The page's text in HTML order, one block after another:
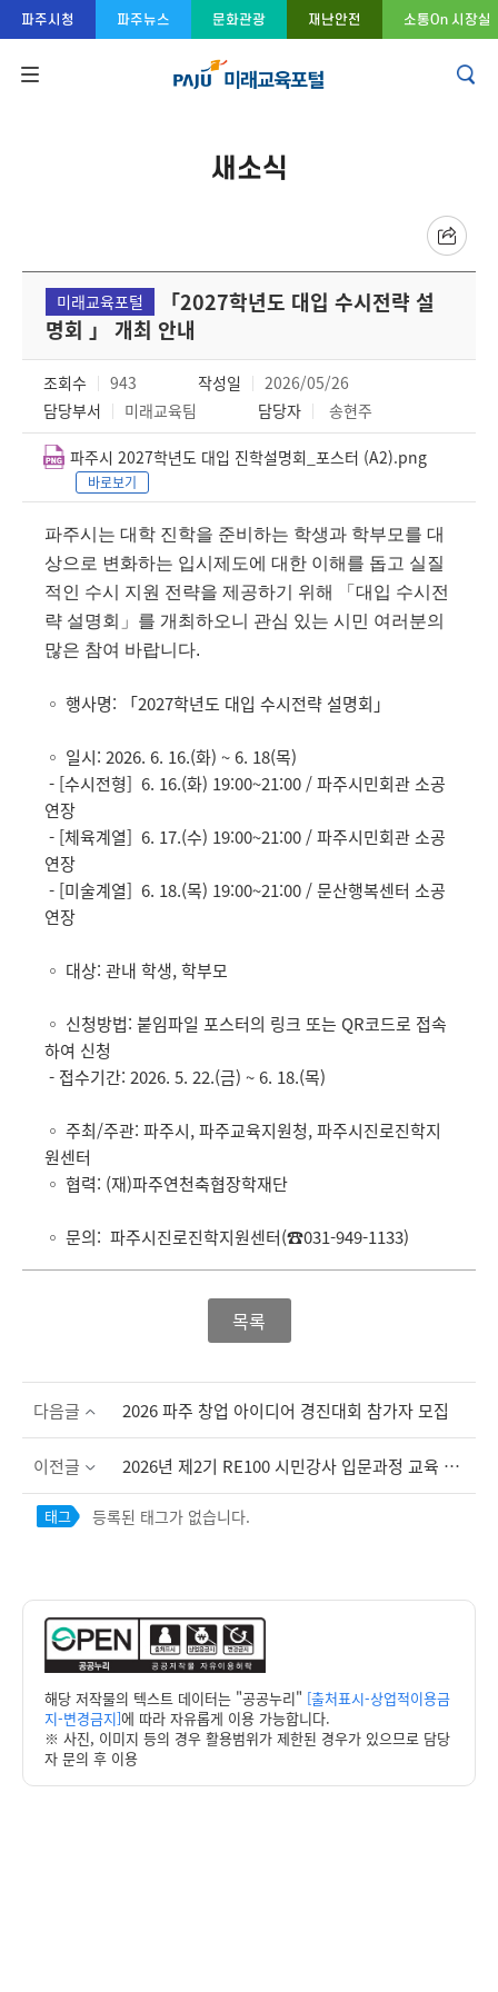
콘텐츠 바로가기
주메뉴 바로가기
푸터 바로가기
파주시청 파주뉴스 문화관광 재난안전 소통On 시장실
새소식
미래교육포털
「2027학년도 대입 수시전략 설
명회 」 개최 안내
조회수 943 작성일
2026/05/26
담당부서
미래교육팀 담당자 송현주
파주시 2027학년도 대입 진학설명회_포스터 (A2).png
바로보기
파주시는 대학 진학을 준비하는 학생과 학부모를 대
상으로 변화하는 입시제도에 대한 이해를 돕고 실질
적인 수시 지원 전략을 제공하기 위해 「대입 수시전
략 설명회」를 개최하오니 관심 있는 시민 여러분의
많은 참여 바랍니다.
◦ 행사명: 「2027학년도 대입 수시전략 설명회」
◦ 일시: 2026. 6. 16.(화) ~ 6. 18(목)
- [수시전형] 6. 16.(화) 19:00~21:00 / 파주시민회관 소공
연장
- [체육계열] 6. 17.(수) 19:00~21:00 /파주시민회관 소공
연장
- [미술계열] 6. 18.(목) 19:00~21:00 / 문산행복센터 소공
연장
◦ 대상: 관내 학생, 학부모
◦ 신청방법: 붙임파일 포스터의 링크 또는 QR코드로 접속
하여 신청
- 접수기간: 2026. 5. 22.(금) ~ 6. 18.(목)
◦ 주최/주관: 파주시, 파주교육지원청, 파주시진로진학지
원센터
◦ 협력: (재)파주연천축협장학재단
◦ 문의: 파주시진로진학지원센터(☎031-949-1133)
목록
다음글 2026 파주 창업 아이디어 경진대회 참가자 모집
이전글 2026년 제2기 RE100 시민강사 입문과정 교육 수강생 모집
태그 등록된 태그가 없습니다.
해당 저작물의 텍스트 데이터는 "공공누리" [출처표시-상업적이용금
지-변경금지]에 따라 자유롭게 이용 가능합니다.
※ 사진, 이미지 등의 경우 활용범위가 제한된 경우가 있으므로 담당
자 문의 후 이용